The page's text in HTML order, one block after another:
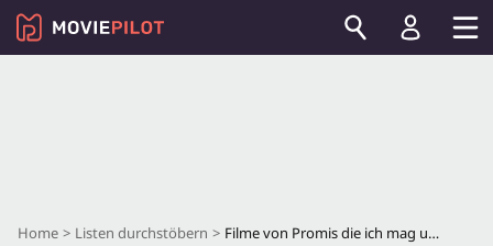
Home Listen durchstöbern Filme von Promis die ich mag und noch nicht gesehen habe